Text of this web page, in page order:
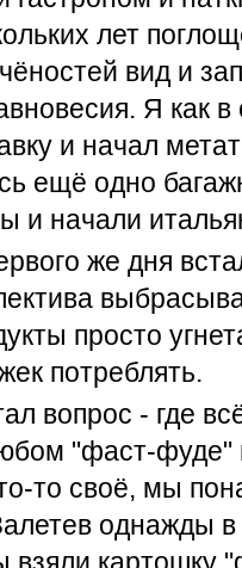
лет
вид и
Я как в
и начал
ещё одно
и начали
же дня
просто
потреблять.
вопрос - где
"фаст-фуде"
то своё, мы
однажды в